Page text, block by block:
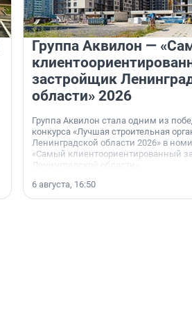
Группа Аквилон —
застройщик
области» 2026
Группа Аквилон стала одним из
конкурса «Лучшая строительная
Ленинградской области 2026» в
«Самый клиентоориентированный
Ленинградской области».
6 августа, 16:50